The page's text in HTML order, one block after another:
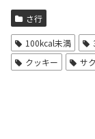
さ行
100kcal未満
クッキー
サ